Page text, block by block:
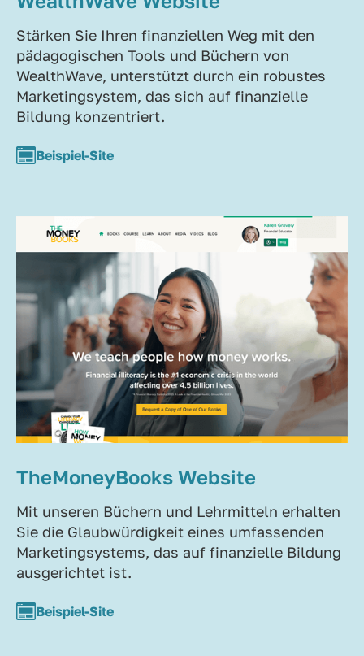
Stärken Sie Ihren finanziellen Weg mit den
pädagogischen Tools und Büchern von
WealthWave, unterstützt durch ein robustes
Marketingsystem, das sich auf finanzielle
Bildung konzentriert.
Beispiel-Site
TheMoneyBooks Website
Mit unseren Büchern und Lehrmitteln erhalten
Sie die Glaubwürdigkeit eines umfassenden
Marketingsystems, das auf finanzielle Bildung
ausgerichtet ist.
Beispiel-Site